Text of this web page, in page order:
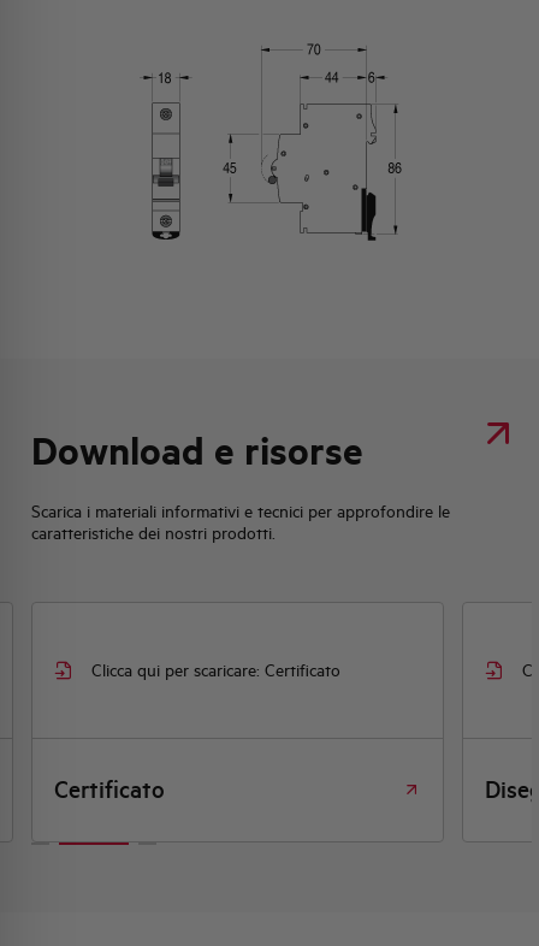
Download e risorse
Scarica i materiali informativi e tecnici per approfondire le
caratteristiche dei nostri prodotti.
Clicca qui per scaricare: Certificato
Certificato